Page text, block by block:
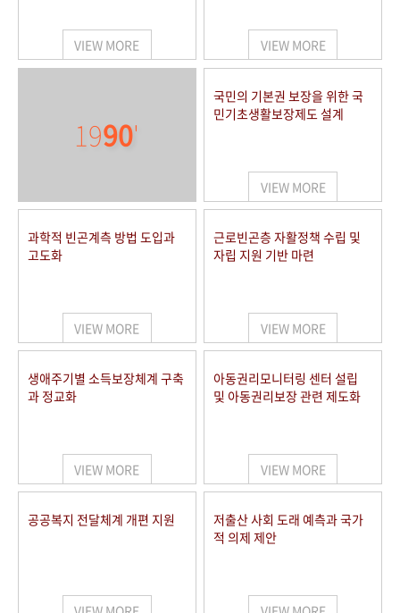
VIEW MORE VIEW MORE
1990'
국민의 기본권 보장을 위한 국
민기초생활보장제도 설계
VIEW MORE
과학적 빈곤계측 방법 도입과
고도화
VIEW MORE
근로빈곤층 자활정책 수립 및
자립 지원 기반 마련
VIEW MORE
생애주기별 소득보장체계 구축
과 정교화
VIEW MORE
아동권리모니터링 센터 설립
및 아동권리보장 관련 제도화
VIEW MORE
공공복지 전달체계 개편 지원
저출산 사회 도래 예측과 국가
적 의제 제안